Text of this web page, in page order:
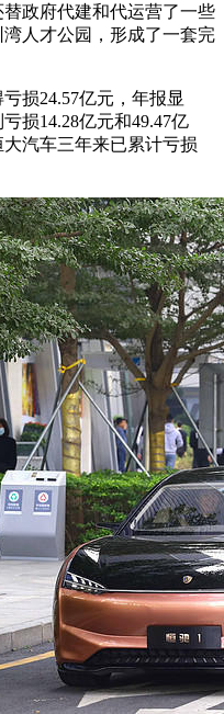
政府代建和代运营了一些
人才公园，形成了一套完
损24.57亿元，年报显
损14.28亿元和49.47亿
汽车三年来已累计亏损